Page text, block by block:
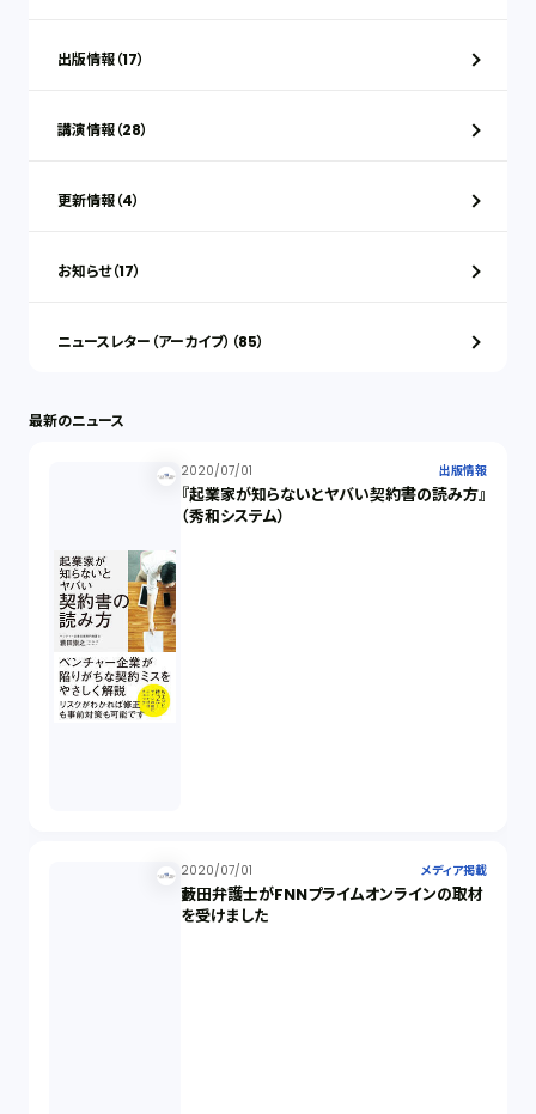
出版情報（17）
講演情報（28）
更新情報（4）
お知らせ（17）
ニュースレター（アーカイブ）（85）
最新のニュース
2020/07/01 出版情報
『起業家が知らないとヤバい契約書の読み方』
（秀和システム）
2020/07/01 メディア掲載
藪田弁護士がFNNプライムオンラインの取材
を受けました